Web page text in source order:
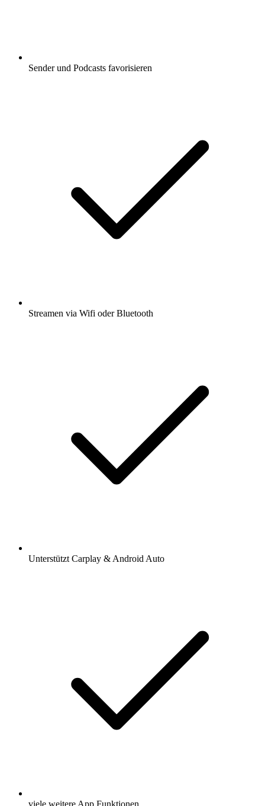
Sender und Podcasts favorisieren
Streamen via Wifi oder Bluetooth
Unterstützt Carplay & Android Auto